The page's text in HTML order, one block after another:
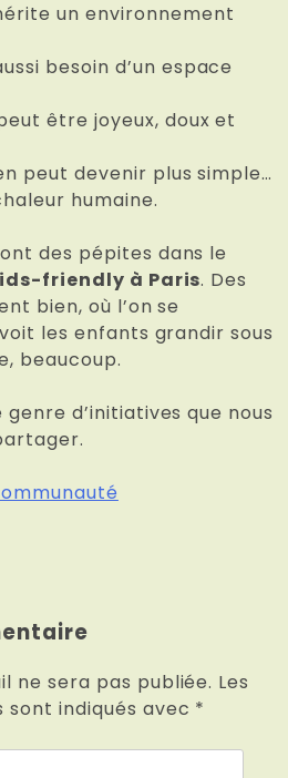
un environnement
besoin d’un espace
être joyeux, doux et
peut devenir plus simple…
humaine.
des pépites dans le
friendly à Paris. Des
bien, où l’on se
les enfants grandir sous
beaucoup.
d’initiatives que nous
ne sera pas publiée. Les
indiqués avec *